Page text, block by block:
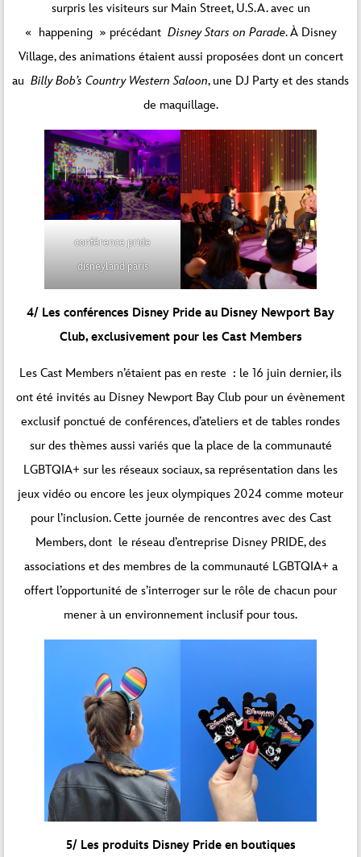
surpris les visiteurs sur Main Street, U.S.A. avec un
« happening » précédant Disney Stars on Parade. À Disney
Village, des animations étaient aussi proposées dont un concert
au Billy Bob’s Country Western Saloon, une DJ Party et des stands
de maquillage.
conférence pride
disneyland paris
4/ Les conférences Disney Pride au Disney Newport Bay
Club, exclusivement pour les Cast Members
Les Cast Members n’étaient pas en reste : le 16 juin dernier, ils
ont été invités au Disney Newport Bay Club pour un évènement
exclusif ponctué de conférences, d’ateliers et de tables rondes
sur des thèmes aussi variés que la place de la communauté
LGBTQIA+ sur les réseaux sociaux, sa représentation dans les
jeux vidéo ou encore les jeux olympiques 2024 comme moteur
pour l’inclusion. Cette journée de rencontres avec des Cast
Members, dont le réseau d’entreprise Disney PRIDE, des
associations et des membres de la communauté LGBTQIA+ a
offert l’opportunité de s’interroger sur le rôle de chacun pour
mener à un environnement inclusif pour tous.
5/ Les produits Disney Pride en boutiques